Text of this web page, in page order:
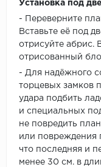
Установка под
- Переверните
Вставьте её под
отрисуйте абрис.
отрисованный
- Для надёжного
торцевых замков
удара подбить
и специальных
не повредить
или повреждения
что последняя и
менее 30 см. в